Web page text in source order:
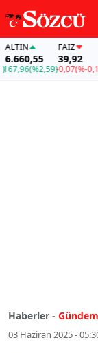
(%2,59)
FAİZ
39,92
-0,07(%-0,17)
Haberler - Gündem
03 Haziran 2025 -